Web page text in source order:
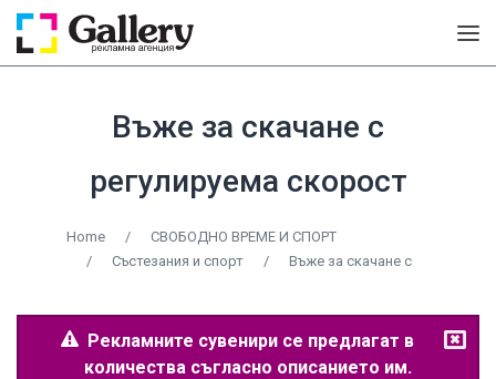
Въже за скачане с
регулируема скорост
Home /
СВОБОДНО ВРЕМЕ И СПОРТ
/
Състезания и спорт / Въже за скачане с
Рекламните сувенири се предлагат в
количества съгласно описанието им.